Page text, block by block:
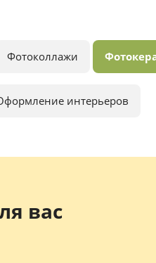
Фотоколлажи
интерьеров
вас